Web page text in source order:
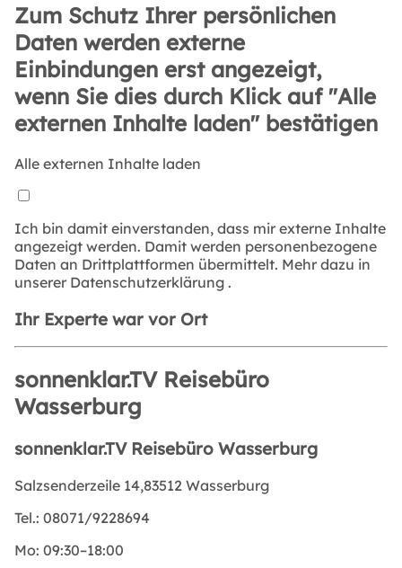
Zum Schutz Ihrer persönlichen
Daten werden externe
Einbindungen erst angezeigt,
wenn Sie dies durch Klick auf "Alle
externen Inhalte laden" bestätigen
Alle externen Inhalte laden
Ich bin damit einverstanden, dass mir externe Inhalte
angezeigt werden. Damit werden personenbezogene
Daten an Drittplattformen übermittelt. Mehr dazu in
unserer Datenschutzerklärung .
Ihr Experte war vor Ort
sonnenklar.TV Reisebüro
Wasserburg
sonnenklar.TV Reisebüro Wasserburg
Salzsenderzeile 14,83512 Wasserburg
Tel.: 08071/9228694
Mo: 09:30–18:00